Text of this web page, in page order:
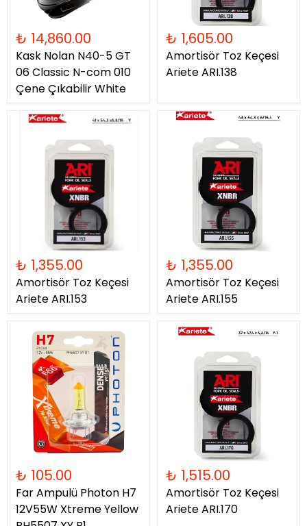
₺ 14,860.00
Kask Nolan N40-5 GT
06 Classic N-com 010
Çene Çıkabilir White
₺ 1,605.00
Amortisör Toz Keçesi
Ariete ARI.138
₺ 1,355.00
Amortisör Toz Keçesi
Ariete ARI.153
₺ 1,355.00
Amortisör Toz Keçesi
Ariete ARI.155
₺ 105.00
Far Ampulü Photon H7
12V55W Xtreme Yellow
₺ 1,515.00
Amortisör Toz Keçesi
Ariete ARI.170